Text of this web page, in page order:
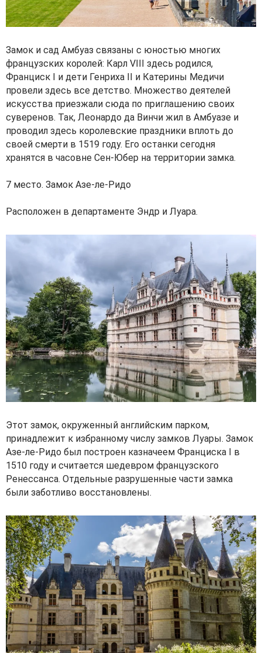
Замок и сад Амбуаз связаны с юностью многих
французских королей: Карл VIII здесь родился,
Франциск I и дети Генриха II и Катерины Медичи
провели здесь все детство. Множество деятелей
искусства приезжали сюда по приглашению своих
суверенов. Так, Леонардо да Винчи жил в Амбуазе и
проводил здесь королевские праздники вплоть до
своей смерти в 1519 году. Его останки сегодня
хранятся в часовне Сен-Юбер на территории замка.
7 место. Замок Азе-ле-Ридо
Расположен в департаменте Эндр и Луара.
Этот замок, окруженный английским парком,
принадлежит к избранному числу замков Луары. Замок
Азе-ле-Ридо был построен казначеем Франциска I в
1510 году и считается шедевром французского
Ренессанса. Отдельные разрушенные части замка
были заботливо восстановлены.